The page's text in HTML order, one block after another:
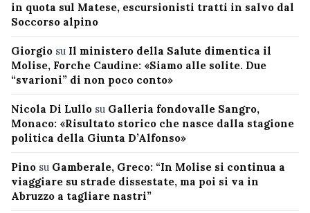
in quota sul Matese, escursionisti tratti in salvo dal
Soccorso alpino
Giorgio su Il ministero della Salute dimentica il
Molise, Forche Caudine: «Siamo alle solite. Due
“svarioni” di non poco conto»
Nicola Di Lullo su Galleria fondovalle Sangro,
Monaco: «Risultato storico che nasce dalla stagione
politica della Giunta D’Alfonso»
Pino su Gamberale, Greco: “In Molise si continua a
viaggiare su strade dissestate, ma poi si va in
Abruzzo a tagliare nastri”